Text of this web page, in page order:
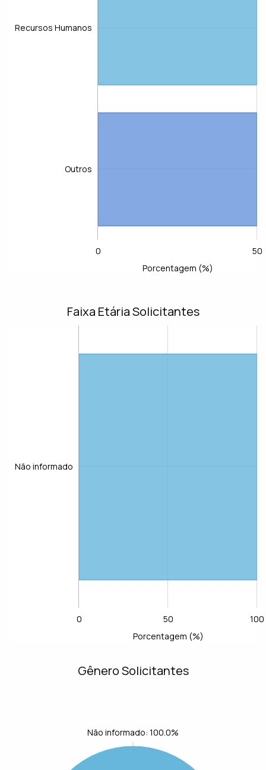
Recursos Humanos
Outros
-40
-20
0
100 50
60
80
Porcentagem (%)
Faixa Etária Solicitantes
Não informado
Não informado
L
-100
-50
0 50 100
150
Porcentagem (%)
Gênero Solicitantes
Não informado: 100.0%